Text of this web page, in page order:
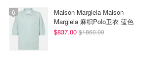
Maison Margiela Maison
Margiela 麻织Polo卫衣 蓝色
$837.00 $1860.00